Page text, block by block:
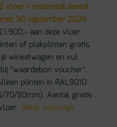
vloer = maximaal aantal
30 september 2026
aan deze vloer
of plakplinten gratis.
winkelwagen en vul
"waardebon voucher".
plinten in RAL9010
70/90mm). Aantal gratis
Bekijk volledige